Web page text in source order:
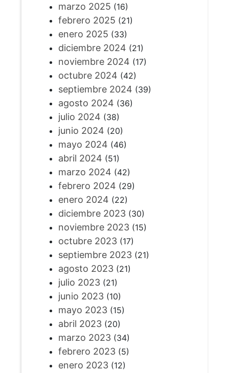
marzo 2025 (16)
febrero 2025 (21)
enero 2025 (33)
diciembre 2024 (21)
noviembre 2024 (17)
octubre 2024 (42)
septiembre 2024 (39)
agosto 2024 (36)
julio 2024 (38)
junio 2024 (20)
mayo 2024 (46)
abril 2024 (51)
marzo 2024 (42)
febrero 2024 (29)
enero 2024 (22)
diciembre 2023(30)
noviembre 2023(15)
octubre 2023(17)
septiembre 2023(21)
agosto 2023(21)
julio 2023(21)
junio 2023(10)
mayo 2023(15)
abril 2023(20)
marzo 2023(34)
febrero 2023(5)
enero 2023(12)